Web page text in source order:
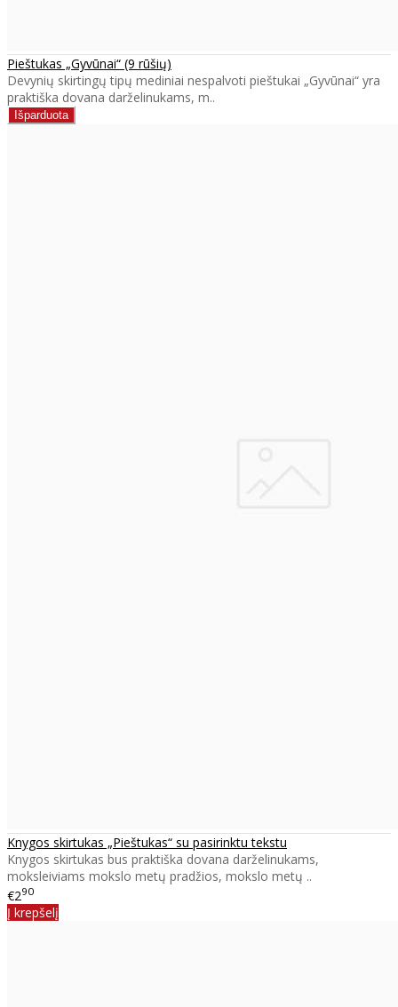
Pieštukas „Gyvūnai“ (9 rūšių)
Devynių skirtingų tipų mediniai nespalvoti pieštukai „Gyvūnai“ yra
praktiška dovana darželinukams, m..
Knygos skirtukas „Pieštukas“ su pasirinktu tekstu
Knygos skirtukas bus praktiška dovana darželinukams,
moksleiviams mokslo metų pradžios, mokslo metų ..
€290
Į krepšelį